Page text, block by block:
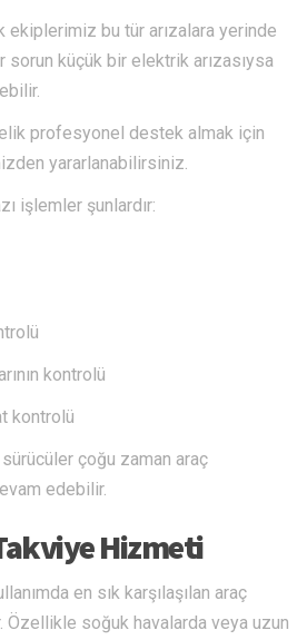
ekiplerimiz bu tür arızalara yerinde
sorun küçük bir elektrik arızasıysa
profesyonel destek almak için
yararlanabilirsiniz.
işlemler şunlardır:
kontrolü
kontrolü
çoğu zaman araç
edebilir.
Hizmeti
en sık karşılaşılan araç
soğuk havalarda veya uzun